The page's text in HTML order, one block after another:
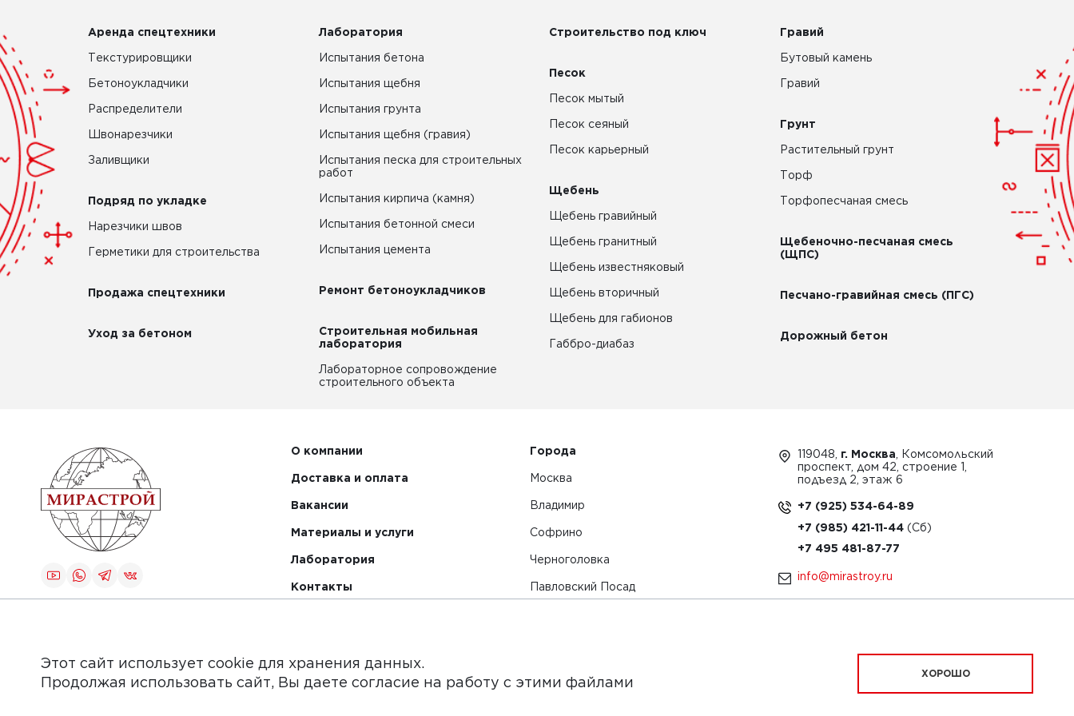
Аренда спецтехники
Текстурировщики
Бетоноукладчики
Распределители
Швонарезчики
Заливщики
Подряд по укладке
Нарезчики швов
Герметики для строительства
Продажа спецтехники
Уход за бетоном
Лаборатория
Испытания бетона
Испытания щебня
Испытания грунта
Испытания щебня (гравия)
Испытания песка для строительных
работ
Испытания кирпича (камня)
Испытания бетонной смеси
Испытания цемента
Ремонт бетоноукладчиков
Строительная мобильная
лаборатория
Лабораторное сопровождение
строительного объекта
Строительство под ключ
Песок
Песок мытый
Песок сеяный
Песок карьерный
Щебень
Щебень гравийный
Щебень гранитный
Щебень известняковый
Щебень вторичный
Щебень для габионов
Габбро-диабаз
Гравий
Бутовый камень
Гравий
Грунт
Растительный грунт
Торф
Торфопесчаная смесь
Щебеночно-песчаная смесь
(ЩПС)
Песчано-гравийная смесь (ПГС)
Дорожный бетон
О компании
Доставка и оплата
Вакансии
Материалы и услуги
Лаборатория
Контакты
Города
Москва
Владимир
Софрино
Черноголовка
Павловский Посад
119048, г. Москва , Комсомольский
проспект, дом 42, строение 1,
подъезд 2, этаж 6
+7 (925) 534-64-89
+7 (985) 421-11-44
+7 495 481-87-77
info@mirastroy.ru
Обращаем Ваше внимание на то, что данный интернет-сайт и его содержимое носит исключительно информационный характер и ни при каких условиях
Этот сайт использует cookie для хранения данных.
Продолжая использовать сайт, Вы даете согласие на работу с этими файлами
ХОРОШО